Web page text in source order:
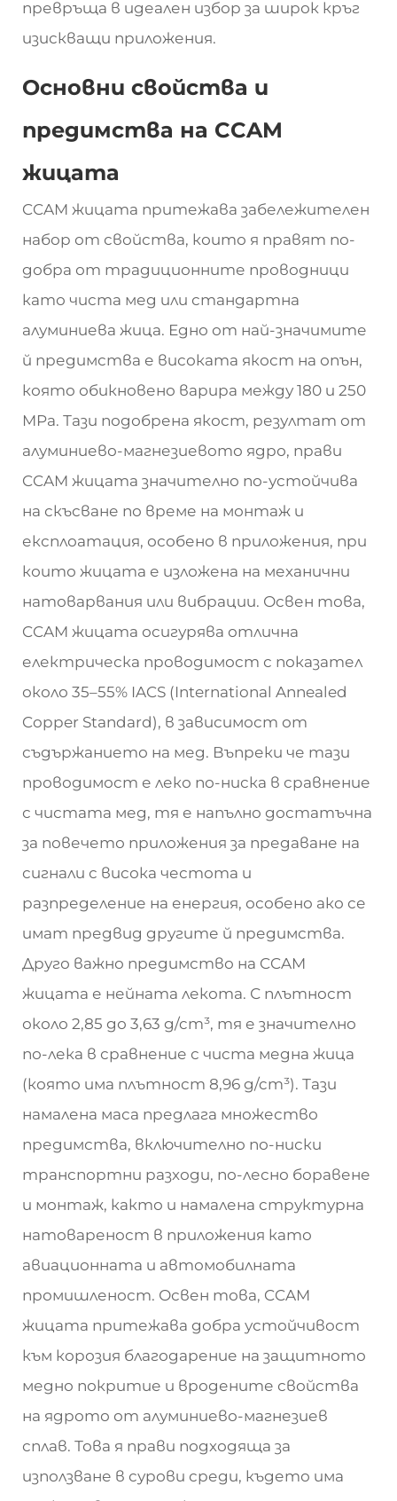
превръща в идеален избор за широк кръг
изискващи приложения.
Основни свойства и
предимства на CCAM
жицата
CCAM жицата притежава забележителен
набор от свойства, които я правят по-
добра от традиционните проводници
като чиста мед или стандартна
алуминиева жица. Едно от най-значимите
й предимства е високата якост на опън,
която обикновено варира между 180 и 250
MPa. Тази подобрена якост, резултат от
алуминиево-магнезиевото ядро, прави
CCAM жицата значително по-устойчива
на скъсване по време на монтаж и
експлоатация, особено в приложения, при
които жицата е изложена на механични
натоварвания или вибрации. Освен това,
CCAM жицата осигурява отлична
електрическа проводимост с показател
около 35–55% IACS (International Annealed
Copper Standard), в зависимост от
съдържанието на мед. Въпреки че тази
проводимост е леко по-ниска в сравнение
с чистата мед, тя е напълно достатъчна
за повечето приложения за предаване на
сигнали с висока честота и
разпределение на енергия, особено ако се
имат предвид другите й предимства.
Друго важно предимство на CCAM
жицата е нейната лекота. С плътност
около 2,85 до 3,63 g/cm³, тя е значително
по-лека в сравнение с чиста медна жица
(която има плътност 8,96 g/cm³). Тази
намалена маса предлага множество
предимства, включително по-ниски
транспортни разходи, по-лесно боравене
и монтаж, както и намалена структурна
натовареност в приложения като
авиационната и автомобилната
промишленост. Освен това, CCAM
жицата притежава добра устойчивост
към корозия благодарение на защитното
медно покритие и вродените свойства
на ядрото от алуминиево-магнезиев
сплав. Това я прави подходяща за
използване в сурови среди, където има